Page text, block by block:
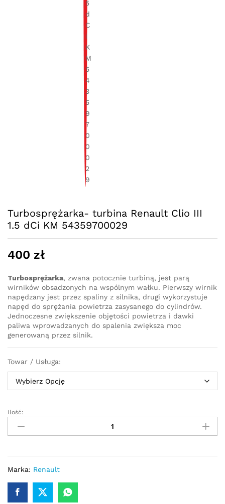
Turbosprężarka- turbina Renault Clio III
1.5 dCi KM 54359700029
400 zł
Turbosprężarka, zwana potocznie turbiną, jest parą
wirników obsadzonych na wspólnym wałku. Pierwszy wirnik
napędzany jest przez spaliny z silnika, drugi wykorzystuje
napęd do sprężania powietrza zasysanego do cylindrów.
Jednoczesne zwiększenie objętości powietrza i dawki
paliwa wprowadzanych do spalenia zwiększa moc
generowaną przez silnik.
Towar / Usługa:
Turbosprężarka-
turbina
Renault
III
1.5
KM
54359700029
Ilość:
Marka: Renault